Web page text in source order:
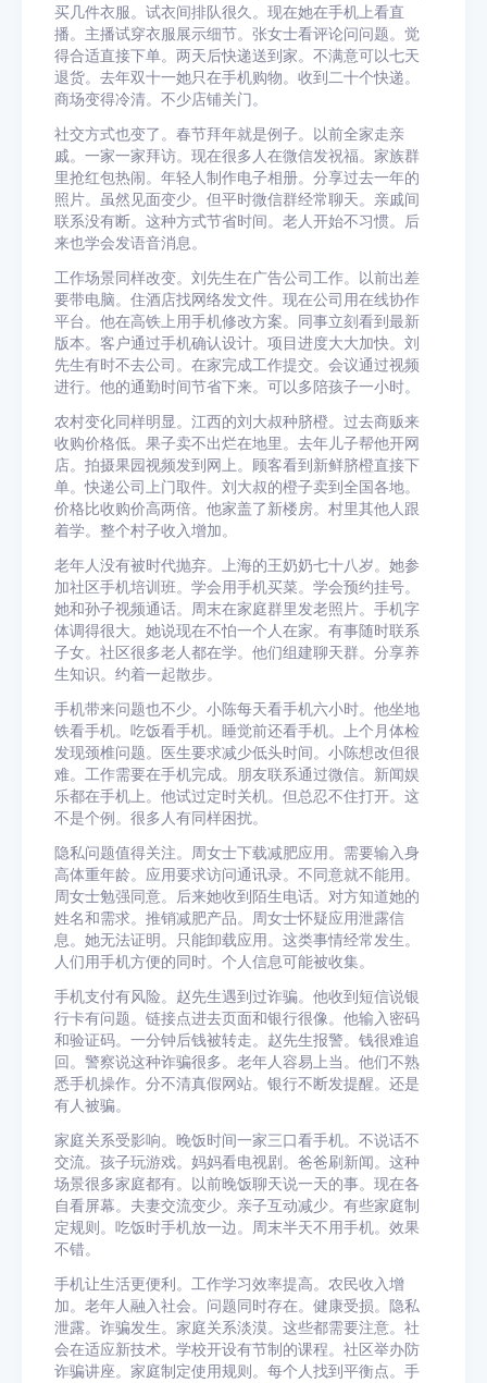
买几件衣服。试衣间排队很久。现在她在手机上看直
播。主播试穿衣服展示细节。张女士看评论问问题。觉
得合适直接下单。两天后快递送到家。不满意可以七天
退货。去年双十一她只在手机购物。收到二十个快递。
商场变得冷清。不少店铺关门。
社交方式也变了。春节拜年就是例子。以前全家走亲
戚。一家一家拜访。现在很多人在微信发祝福。家族群
里抢红包热闹。年轻人制作电子相册。分享过去一年的
照片。虽然见面变少。但平时微信群经常聊天。亲戚间
联系没有断。这种方式节省时间。老人开始不习惯。后
来也学会发语音消息。
工作场景同样改变。刘先生在广告公司工作。以前出差
要带电脑。住酒店找网络发文件。现在公司用在线协作
平台。他在高铁上用手机修改方案。同事立刻看到最新
版本。客户通过手机确认设计。项目进度大大加快。刘
先生有时不去公司。在家完成工作提交。会议通过视频
进行。他的通勤时间节省下来。可以多陪孩子一小时。
农村变化同样明显。江西的刘大叔种脐橙。过去商贩来
收购价格低。果子卖不出烂在地里。去年儿子帮他开网
店。拍摄果园视频发到网上。顾客看到新鲜脐橙直接下
单。快递公司上门取件。刘大叔的橙子卖到全国各地。
价格比收购价高两倍。他家盖了新楼房。村里其他人跟
着学。整个村子收入增加。
老年人没有被时代抛弃。上海的王奶奶七十八岁。她参
加社区手机培训班。学会用手机买菜。学会预约挂号。
她和孙子视频通话。周末在家庭群里发老照片。手机字
体调得很大。她说现在不怕一个人在家。有事随时联系
子女。社区很多老人都在学。他们组建聊天群。分享养
生知识。约着一起散步。
手机带来问题也不少。小陈每天看手机六小时。他坐地
铁看手机。吃饭看手机。睡觉前还看手机。上个月体检
发现颈椎问题。医生要求减少低头时间。小陈想改但很
难。工作需要在手机完成。朋友联系通过微信。新闻娱
乐都在手机上。他试过定时关机。但总忍不住打开。这
不是个例。很多人有同样困扰。
隐私问题值得关注。周女士下载减肥应用。需要输入身
高体重年龄。应用要求访问通讯录。不同意就不能用。
周女士勉强同意。后来她收到陌生电话。对方知道她的
姓名和需求。推销减肥产品。周女士怀疑应用泄露信
息。她无法证明。只能卸载应用。这类事情经常发生。
人们用手机方便的同时。个人信息可能被收集。
手机支付有风险。赵先生遇到过诈骗。他收到短信说银
行卡有问题。链接点进去页面和银行很像。他输入密码
和验证码。一分钟后钱被转走。赵先生报警。钱很难追
回。警察说这种诈骗很多。老年人容易上当。他们不熟
悉手机操作。分不清真假网站。银行不断发提醒。还是
有人被骗。
家庭关系受影响。晚饭时间一家三口看手机。不说话不
交流。孩子玩游戏。妈妈看电视剧。爸爸刷新闻。这种
场景很多家庭都有。以前晚饭聊天说一天的事。现在各
自看屏幕。夫妻交流变少。亲子互动减少。有些家庭制
定规则。吃饭时手机放一边。周末半天不用手机。效果
不错。
手机让生活更便利。工作学习效率提高。农民收入增
加。老年人融入社会。问题同时存在。健康受损。隐私
泄露。诈骗发生。家庭关系淡漠。这些都需要注意。社
会在适应新技术。学校开设有节制的课程。社区举办防
诈骗讲座。家庭制定使用规则。每个人找到平衡点。手